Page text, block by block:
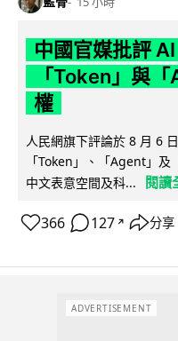
中國官媒批評
「Token」與
權
人民網旗下評論於 8 月 6
「Token」、「Agent」
中文表意空間及科...
閱讀
366 127 ↗ 分享
ADVERTISEMENT